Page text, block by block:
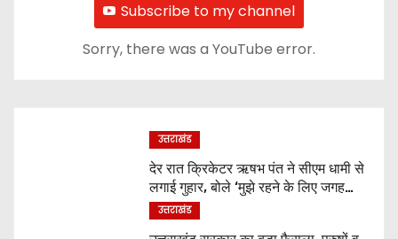
Subscribe to my channel
Sorry, there was a YouTube error.
उत्तराखंड
देर रात क्रिकेटर ऋषभ पंत ने सीएम धामी से
लगाई गुहार, बोले ‘मुझे रहने के लिए जगह
नहीं मिल रही’
उत्तराखंड